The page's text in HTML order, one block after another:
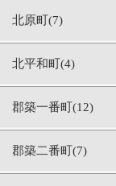
北原町(7)
北平和町(4)
郡築一番町(12)
郡築二番町(7)